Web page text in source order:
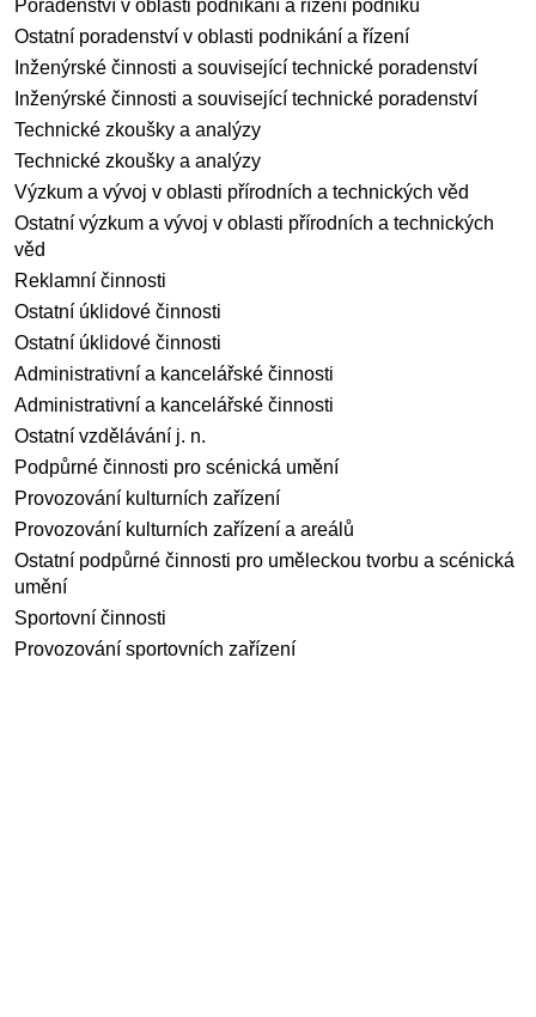
Poradenství v oblasti podnikání a řízení podniků
Ostatní poradenství v oblasti podnikání a řízení
Inženýrské činnosti a související technické poradenství
Inženýrské činnosti a související technické poradenství
Technické zkoušky a analýzy
Technické zkoušky a analýzy
Výzkum a vývoj v oblasti přírodních a technických věd
Ostatní výzkum a vývoj v oblasti přírodních a technických
věd
Reklamní činnosti
Ostatní úklidové činnosti
Ostatní úklidové činnosti
Administrativní a kancelářské činnosti
Administrativní a kancelářské činnosti
Ostatní vzdělávání j. n.
Podpůrné činnosti pro scénická umění
Provozování kulturních zařízení
Provozování kulturních zařízení a areálů
Ostatní podpůrné činnosti pro uměleckou tvorbu a scénická
umění
Sportovní činnosti
Provozování sportovních zařízení